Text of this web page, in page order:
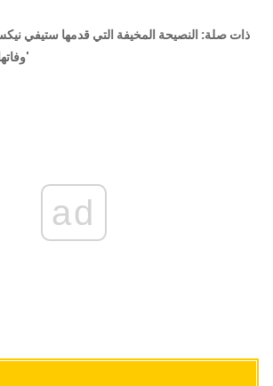
ذات صلة: النصيحة المخيفة التي قدمها ستيفي
وفاتها: 'ستموت على الأرجح'
ad